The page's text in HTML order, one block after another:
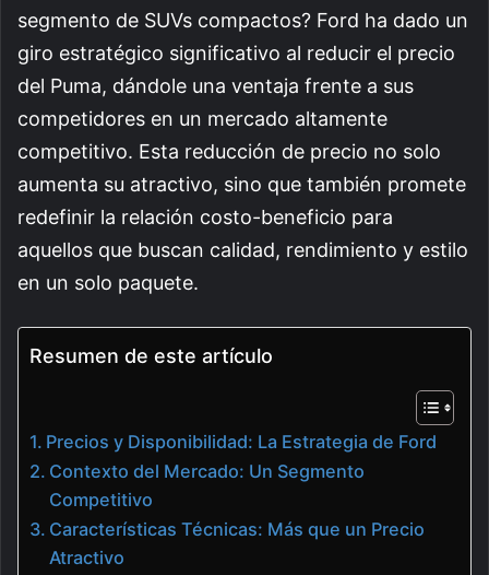
segmento de SUVs compactos? Ford ha dado un
giro estratégico significativo al reducir el precio
del Puma, dándole una ventaja frente a sus
competidores en un mercado altamente
competitivo. Esta reducción de precio no solo
aumenta su atractivo, sino que también promete
redefinir la relación costo-beneficio para
aquellos que buscan calidad, rendimiento y estilo
en un solo paquete.
Resumen de este artículo
Precios y Disponibilidad: La Estrategia de Ford
Contexto del Mercado: Un Segmento
Competitivo
Características Técnicas: Más que un Precio
Atractivo